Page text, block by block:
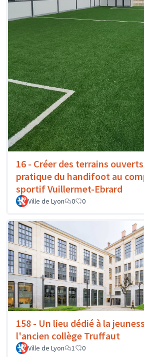
16 - Créer des terrains
pratique du handifoot au
sportif Vuillermet-Ebrard
Ville de Lyon 0 0
158 - Un lieu dédié à la
l'ancien collège Truffaut
Ville de Lyon 1 0